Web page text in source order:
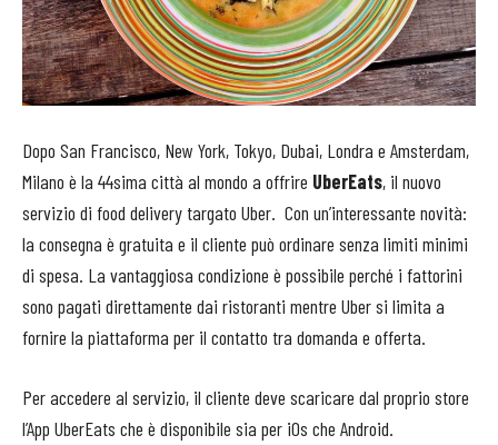
Dopo San Francisco, New York, Tokyo, Dubai, Londra e Amsterdam,
Milano è la 44sima città al mondo a offrire UberEats, il nuovo
servizio di food delivery targato Uber. Con un’interessante novità:
la consegna è gratuita e il cliente può ordinare senza limiti minimi
di spesa. La vantaggiosa condizione è possibile perché i fattorini
sono pagati direttamente dai ristoranti mentre Uber si limita a
fornire la piattaforma per il contatto tra domanda e offerta.
Per accedere al servizio, il cliente deve scaricare dal proprio store
l’App UberEats che è disponibile sia per iOs che Android.